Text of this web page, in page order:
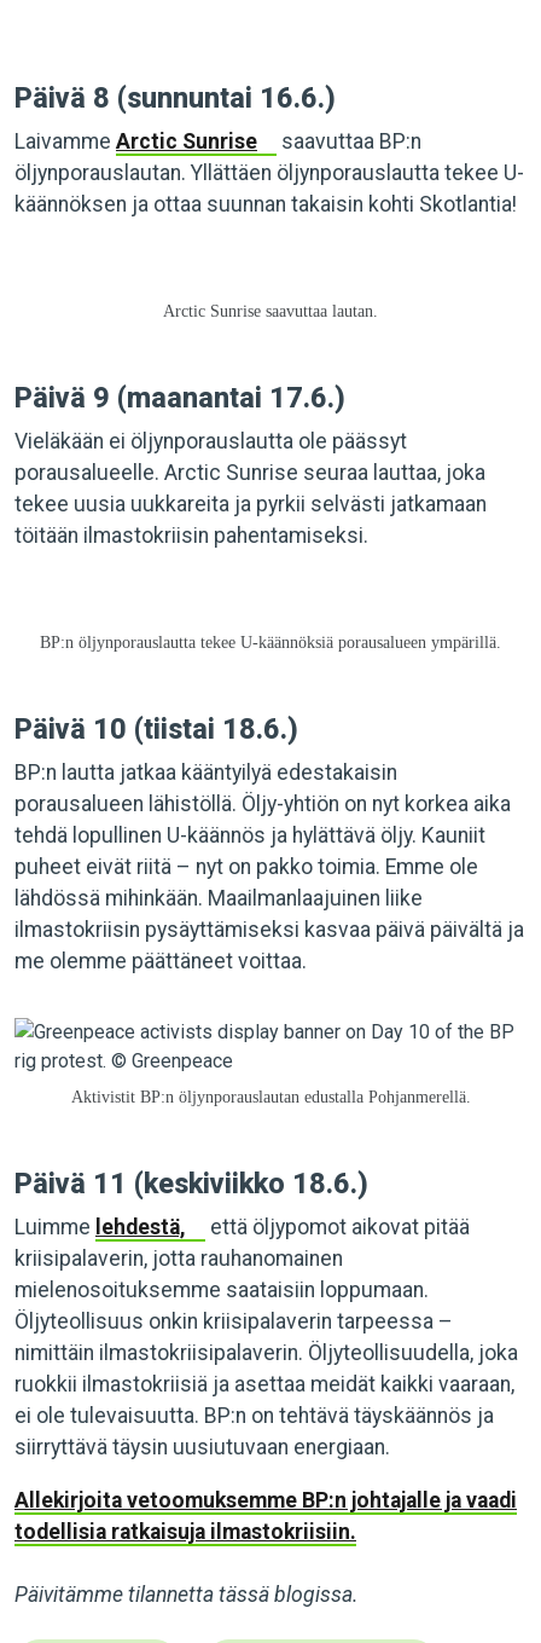
Päivä 8 (sunnuntai 16.6.)
Laivamme Arctic Sunrise
saavuttaa BP:n
öljynporauslautan. Yllättäen öljynporauslautta tekee U-
käännöksen ja ottaa suunnan takaisin kohti Skotlantia!
Arctic Sunrise saavuttaa lautan.
Päivä 9 (maanantai 17.6.)
Vieläkään ei öljynporauslautta ole päässyt
porausalueelle. Arctic Sunrise seuraa lauttaa, joka
tekee uusia uukkareita ja pyrkii selvästi jatkamaan
töitään ilmastokriisin pahentamiseksi.
BP:n öljynporauslautta tekee U-käännöksiä porausalueen ympärillä.
Päivä 10 (tiistai 18.6.)
BP:n lautta jatkaa kääntyilyä edestakaisin
porausalueen lähistöllä. Öljy-yhtiön on nyt korkea aika
tehdä lopullinen U-käännös ja hylättävä öljy. Kauniit
puheet eivät riitä – nyt on pakko toimia. Emme ole
lähdössä mihinkään. Maailmanlaajuinen liike
ilmastokriisin pysäyttämiseksi kasvaa päivä päivältä ja
me olemme päättäneet voittaa.
Aktivistit BP:n öljynporauslautan edustalla Pohjanmerellä.
Päivä 11 (keskiviikko 18.6.)
Luimme lehdestä,
että öljypomot aikovat pitää
kriisipalaverin, jotta rauhanomainen
mielenosoituksemme saataisiin loppumaan.
Öljyteollisuus onkin kriisipalaverin tarpeessa –
nimittäin ilmastokriisipalaverin. Öljyteollisuudella, joka
ruokkii ilmastokriisiä ja asettaa meidät kaikki vaaraan,
ei ole tulevaisuutta. BP:n on tehtävä täyskäännös ja
siirryttävä täysin uusiutuvaan energiaan.
Allekirjoita vetoomuksemme BP:n johtajalle ja vaadi
todellisia ratkaisuja ilmastokriisiin.
Päivitämme tilannetta tässä blogissa.